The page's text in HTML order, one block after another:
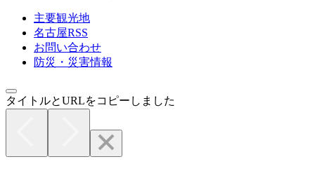
主要観光地
名古屋RSS
お問い合わせ
防災・災害情報
タイトルとURLをコピーしました